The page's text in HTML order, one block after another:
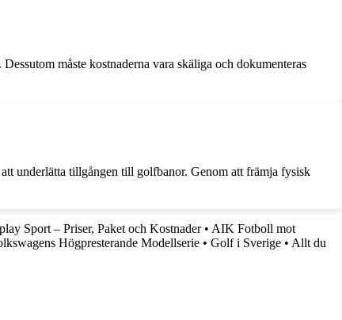
måste kostnaderna vara skäliga och dokumenteras
underlätta tillgången till golfbanor. Genom att främja fysisk
Sport – Priser, Paket och Kostnader• AIK Fotboll mot
Högpresterande Modellserie • Golf i Sverige • Allt du